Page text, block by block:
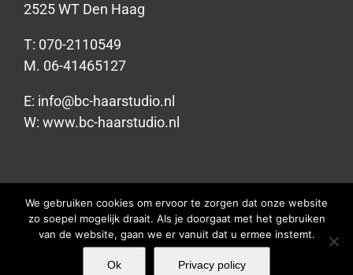
2525 WT Den Haag
T: 070-2110549
M. 06-41465127
E: info@bc-haarstudio.nl
W: www.bc-haarstudio.nl
Copyright 2017-2023 Bc-Haarstudio| Door:ASV-Webdesign
We gebruiken cookies om ervoor te zorgen dat onze website
zo soepel mogelijk draait. Als je doorgaat met het gebruiken
van de website, gaan we er vanuit dat u ermee instemt.
Ok Privacy policy